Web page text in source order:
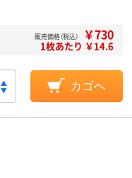
販売価格（税込） ￥730
1枚あたり ￥14.6
カゴへ